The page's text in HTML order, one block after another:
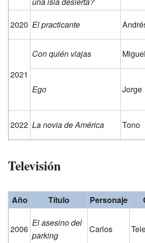
2020 El practicante
2021
Con quién viajas Miguel
Ego Jorge
2022 La novia de América Tono
Televisión
Año Título Personaje
2006
El asesino del
parking
Carlos